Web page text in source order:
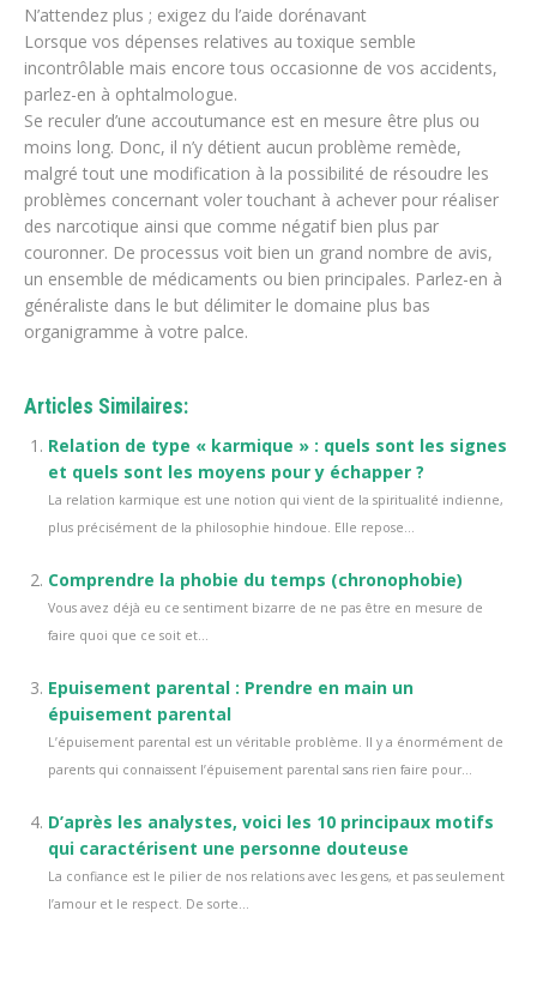
N’attendez plus ; exigez du l’aide dorénavant
Lorsque vos dépenses relatives au toxique semble
incontrôlable mais encore tous occasionne de vos accidents,
parlez-en à ophtalmologue.
Se reculer d’une accoutumance est en mesure être plus ou
moins long. Donc, il n’y détient aucun problème remède,
malgré tout une modification à la possibilité de résoudre les
problèmes concernant voler touchant à achever pour réaliser
des narcotique ainsi que comme négatif bien plus par
couronner. De processus voit bien un grand nombre de avis,
un ensemble de médicaments ou bien principales. Parlez-en à
généraliste dans le but délimiter le domaine plus bas
organigramme à votre palce.
Articles Similaires:
Relation de type « karmique » : quels sont les signes
et quels sont les moyens pour y échapper ?
La relation karmique est une notion qui vient de la spiritualité indienne,
plus précisément de la philosophie hindoue. Elle repose...
Comprendre la phobie du temps (chronophobie)
Vous avez déjà eu ce sentiment bizarre de ne pas être en mesure de
faire quoi que ce soit et...
Epuisement parental : Prendre en main un
épuisement parental
L’épuisement parental est un véritable problème. Il y a énormément de
parents qui connaissent l’épuisement parental sans rien faire pour...
D’après les analystes, voici les 10 principaux motifs
qui caractérisent une personne douteuse
La confiance est le pilier de nos relations avec les gens, et pas seulement
l’amour et le respect. De sorte...